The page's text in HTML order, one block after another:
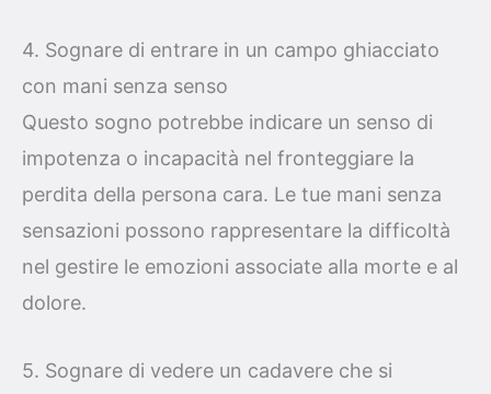
4. Sognare di entrare in un campo ghiacciato
con mani senza senso
Questo sogno potrebbe indicare un senso di
impotenza o incapacità nel fronteggiare la
perdita della persona cara. Le tue mani senza
sensazioni possono rappresentare la difficoltà
nel gestire le emozioni associate alla morte e al
dolore.
5. Sognare di vedere un cadavere che si